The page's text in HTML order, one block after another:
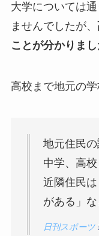
大学については
ませんでしたが、
ことが分かりまし
高校まで地元の
地元住民の
中学、高校
近隣住民
がある」な
日刊スポーツ